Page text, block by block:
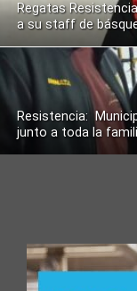
Regatas
a su staff de
Resistencia:
junto a toda la